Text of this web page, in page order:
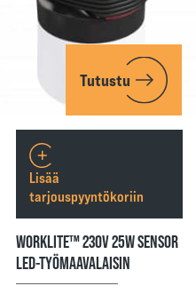
Tutustu
WORKLITE™ 230V 25W SENSOR
LED-TYÖMAAVALAISIN
Lisää
tarjouspyyntökoriin